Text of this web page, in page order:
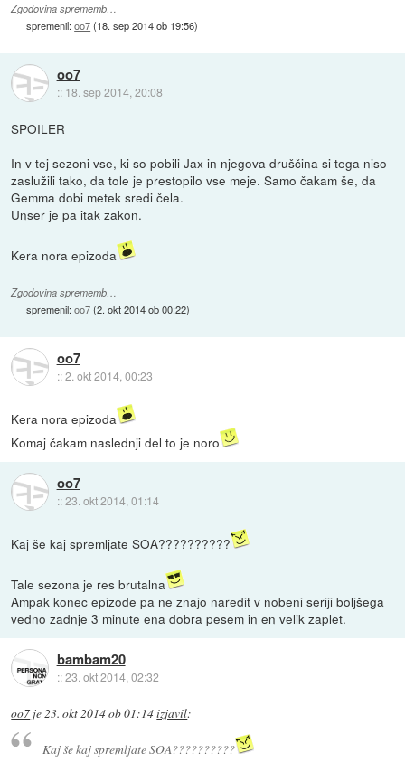
Zgodovina sprememb…
spremenil:oo7(18. sep 2014 ob 19:56)
oo7
:: 18. sep 2014, 20:08
SPOILER
In v tej sezoni vse, ki so pobili Jax in njegova druščina si tega niso
zaslužili tako, da tole je prestopilo vse meje. Samo čakam še, da
Gemma dobi metek sredi čela.
Unser je pa itak zakon.
Kera nora epizoda
Zgodovina sprememb…
spremenil:oo7(2. okt 2014 ob 00:22)
oo7
::2. okt 2014, 00:23
Kera nora epizoda
Komaj čakam naslednji del to je noro
oo7
::23. okt 2014, 01:14
Kaj še kaj spremljate SOA??????????
Tale sezona je res brutalna
Ampak konec epizode pa ne znajo naredit v nobeni seriji boljšega
vedno zadnje 3 minute ena dobra pesem in en velik zaplet.
bambam20
::23. okt 2014, 02:32
oo7 je23. okt 2014 ob 01:14izjavil:
Kaj še kaj spremljate SOA??????????